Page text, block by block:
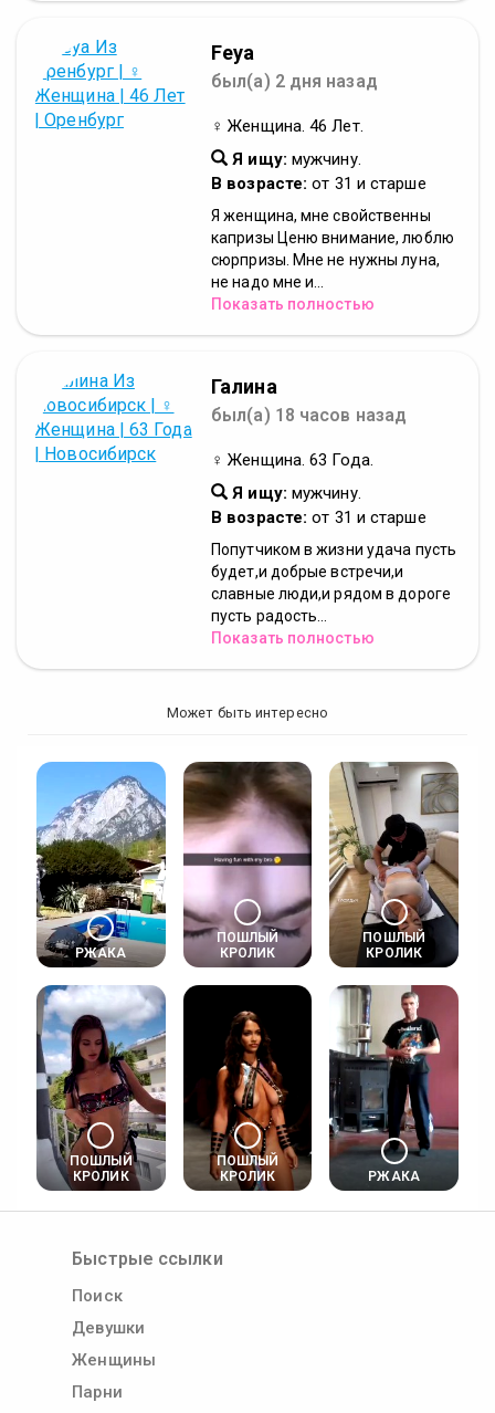
Feya
был(а) 2 дня назад
♀ Женщина. 46 Лет.
Я ищу: мужчину.
В возрасте: от 31 и старше
Я женщина, мне свойственны
капризы Ценю внимание, люблю
сюрпризы. Мне не нужны луна,
не надо мне и...
Показать полностью
Галина
был(а) 18 часов назад
♀ Женщина. 63 Года.
Я ищу: мужчину.
В возрасте: от 31 и старше
Попутчиком в жизни удача пусть
будет,и добрые встречи,и
славные люди,и рядом в дороге
пусть радость...
Показать полностью
Может быть интересно
РЖАКА
ПОШЛЫЙ
КРОЛИК
ПОШЛЫЙ
КРОЛИК
ПОШЛЫЙ
КРОЛИК
ПОШЛЫЙ
КРОЛИК
РЖАКА
Быстрые ссылки
Поиск
Девушки
Женщины
Парни